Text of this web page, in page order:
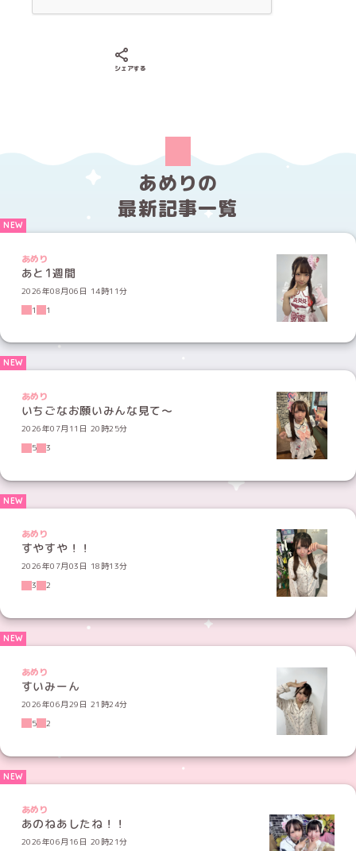
シェアする
あめりの
最新記事一覧
あめり
あと1週間
2026年08月06日 14時11分
1
1
あめり
いちごなお願いみんな見て〜
2026年07月11日 20時25分
5
3
あめり
すやすや！！
2026年07月03日 18時13分
3
2
あめり
すいみーん
2026年06月29日 21時24分
5
2
あめり
あのねあしたね！！
2026年06月16日 20時21分